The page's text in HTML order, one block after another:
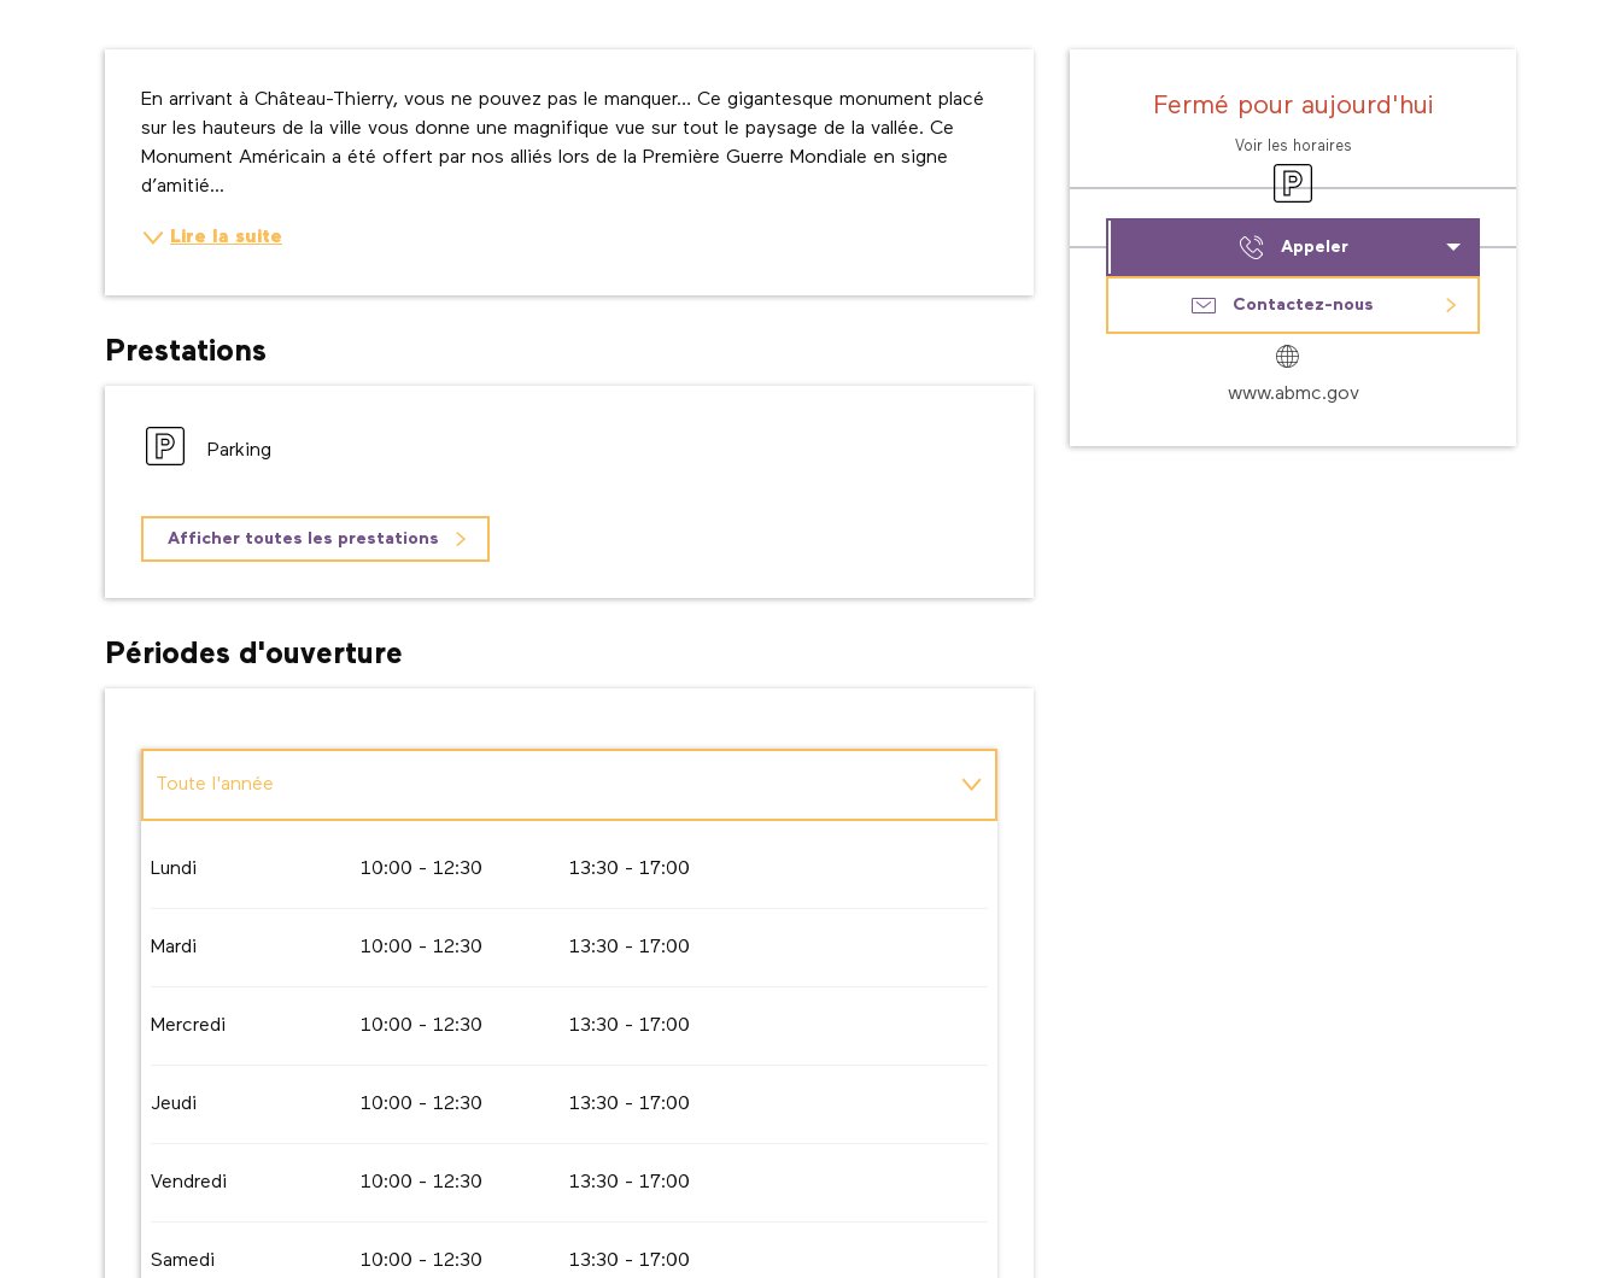
Ouverture et
Fermé pour aujourd'hui
Voir les horaires
Parking
Appeler
Contactez-nous
www.abmc.gov
Description
En arrivant à Château-Thierry, vous ne pouvez pas le manquer… Ce gigantesque monument placé
sur les hauteurs de la ville vous donne une magnifique vue sur tout le paysage de la vallée. Ce
Monument Américain a été offert par nos alliés lors de la Première Guerre Mondiale en signe
d’amitié...
Lire la suite
Prestations
Parking
Afficher toutes les prestations
Périodes d'ouverture
Toute l'année
Lundi 10:00 - 12:30 13:30 - 17:00
Mardi 10:00 - 12:30 13:30 - 17:00
Mercredi 10:00 - 12:30 13:30 - 17:00
Jeudi 10:00 - 12:30 13:30 - 17:00
Vendredi 10:00 - 12:30 13:30 - 17:00
Samedi 10:00 - 12:30 13:30 - 17:00